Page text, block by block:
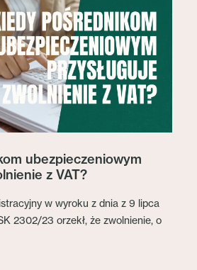
ubezpieczeniowym
z VAT?
w wyroku z dnia z 9 lipca
2302/23 orzekł, że zwolnienie, o